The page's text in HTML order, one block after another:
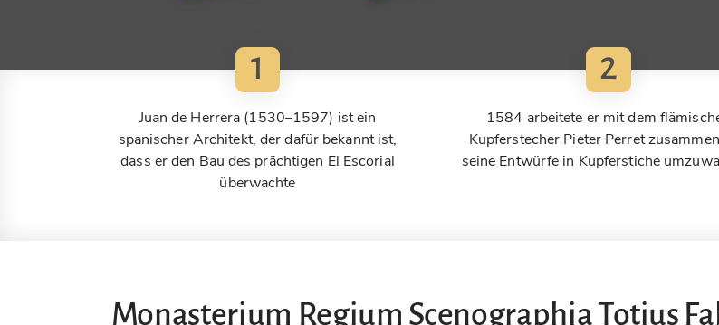
1
Juan de Herrera (1530–1597) ist ein
spanischer Architekt, der dafür bekannt ist,
dass er den Bau des prächtigen El Escorial
überwachte
2
1584 arbeitete er mit dem
Kupferstecher Pieter Perret
seine Entwürfe in Kupferstiche
Monasterium Regium Scenographia Totius